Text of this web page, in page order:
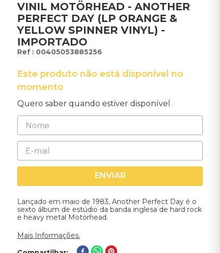
VINIL MOTÖRHEAD - ANOTHER
PERFECT DAY (LP ORANGE &
YELLOW SPINNER VINYL) -
IMPORTADO
: 00405053885256
Este produto não está disponível no
momento
Quero saber quando estiver disponível
ENVIAR
Lançado em maio de 1983, Another Perfect Day é o
sexto álbum de estúdio da banda inglesa de hard rock
e heavy metal Motörhead.
Mais Informações.